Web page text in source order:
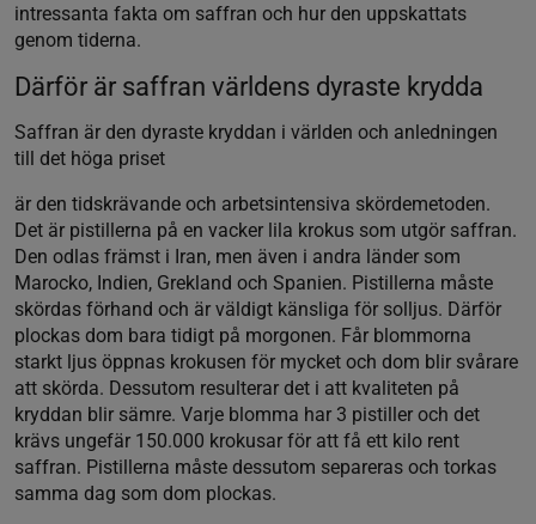
intressanta fakta om saffran och hur den uppskattats
genom tiderna.
Därför är saffran världens dyraste krydda
Saffran är den dyraste kryddan i världen och anledningen
till det höga priset
är den tidskrävande och arbetsintensiva skördemetoden.
Det är pistillerna på en vacker lila krokus som utgör saffran.
Den odlas främst i Iran, men även i andra länder som
Marocko, Indien, Grekland och Spanien. Pistillerna måste
skördas förhand och är väldigt känsliga för solljus. Därför
plockas dom bara tidigt på morgonen. Får blommorna
starkt ljus öppnas krokusen för mycket och dom blir svårare
att skörda. Dessutom resulterar det i att kvaliteten på
kryddan blir sämre. Varje blomma har 3 pistiller och det
krävs ungefär 150.000 krokusar för att få ett kilo rent
saffran. Pistillerna måste dessutom separeras och torkas
samma dag som dom plockas.